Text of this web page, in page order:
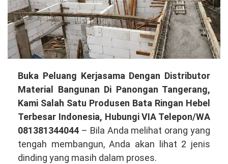
Membuka
Peluang
Kerjasama
Dengan
Distributor
Material
Bangunan
Buka Peluang Kerjasama Dengan Distributor
Material Bangunan Di Panongan Tangerang,
Kami Salah Satu Produsen Bata Ringan Hebel
Terbesar Indonesia, Hubungi VIA Telepon/WA
081381344044 – Bila Anda melihat orang yang
tengah membangun, Anda akan lihat 2 jenis
dinding yang masih dalam proses.